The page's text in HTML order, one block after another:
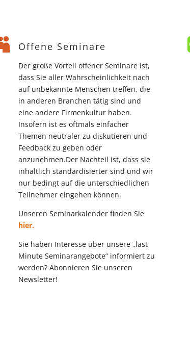
Offene Seminare
Der große Vorteil offener Seminare ist,
dass Sie aller Wahrscheinlichkeit nach
auf unbekannte Menschen treffen, die
in anderen Branchen tätig sind und
eine andere Firmenkultur haben.
Insofern ist es oftmals einfacher
Themen neutraler zu diskutieren und
Feedback zu geben oder
anzunehmen.Der Nachteil ist, dass sie
inhaltlich standardisierter sind und wir
nur bedingt auf die unterschiedlichen
Teilnehmer eingehen können.
Unseren Seminarkalender finden Sie
hier.
Sie haben Interesse über unsere „last
Minute Seminarangebote“ informiert zu
werden? Abonnieren Sie unseren
Newsletter!